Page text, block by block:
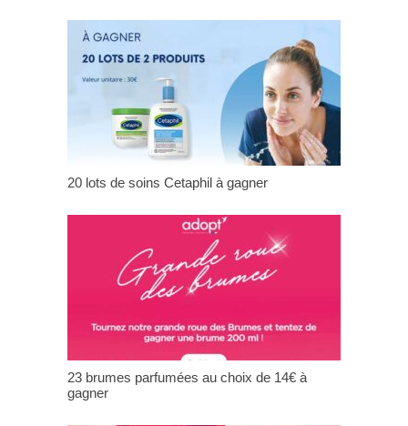
20 lots de soins Cetaphil à gagner
23 brumes parfumées au choix de 14€ à
gagner